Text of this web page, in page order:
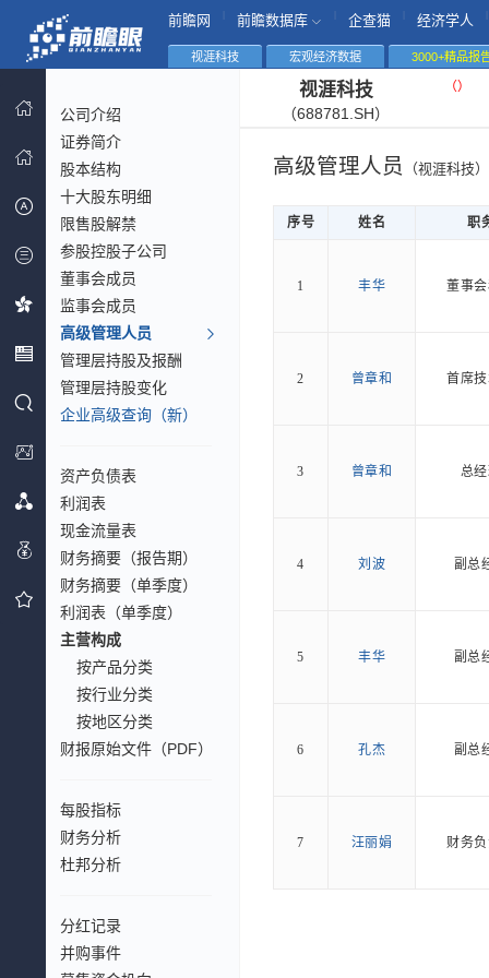
前瞻网 前瞻数据库 企查猫 经济学人
视涯科技 宏观经济数据 3000+精品报
公司介绍
证券简介
股本结构
十大股东明细
限售股解禁
参股控股子公司
董事会成员
监事会成员
高级管理人员
管理层持股及报酬
管理层持股变化
企业高级查询（新）
资产负债表
利润表
现金流量表
财务摘要（报告期）
财务摘要（单季度）
利润表（单季度）
主营构成
按产品分类
按行业分类
按地区分类
财报原始文件（PDF）
每股指标
财务分析
杜邦分析
分红记录
并购事件
视涯科技
（688781.SH）
（）
高级管理人员 （视涯科技）
序号 姓名 职
1 丰华 董事
2 曾章和 首席
3 曾章和 总
4 刘波 副总
5 丰华 副总
6 孔杰 副总
7 汪丽娟 财务